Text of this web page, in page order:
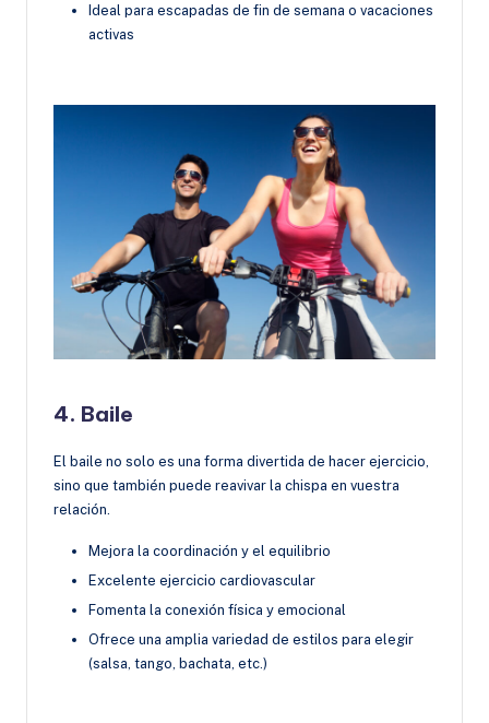
Ideal para escapadas de fin de semana o vacaciones
activas
4. Baile
El baile no solo es una forma divertida de hacer ejercicio,
sino que también puede reavivar la chispa en vuestra
relación.
Mejora la coordinación y el equilibrio
Excelente ejercicio cardiovascular
Fomenta la conexión física y emocional
Ofrece una amplia variedad de estilos para elegir
(salsa, tango, bachata, etc.)